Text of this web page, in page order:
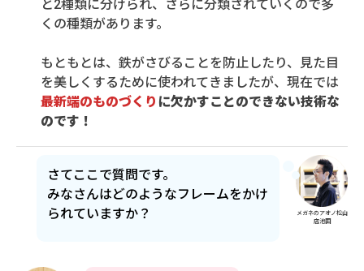
と2種類に分けられ、さらに分類されていくので多
くの種類があります。
もともとは、鉄がさびることを防止したり、見た目
を美しくするために使われてきましたが、現在では
最新端のものづくり に欠かすことのできない技術な
のです！
メガネのアオノ松山
店池田
さてここで質問です。
みなさんはどのようなフレームをかけ
られていますか？